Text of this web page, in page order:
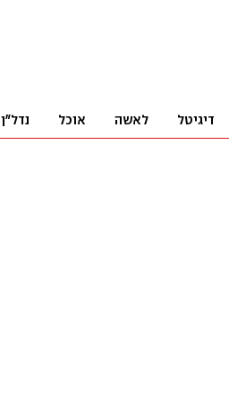
דיגיטל לאשה אוכל נדל"ן